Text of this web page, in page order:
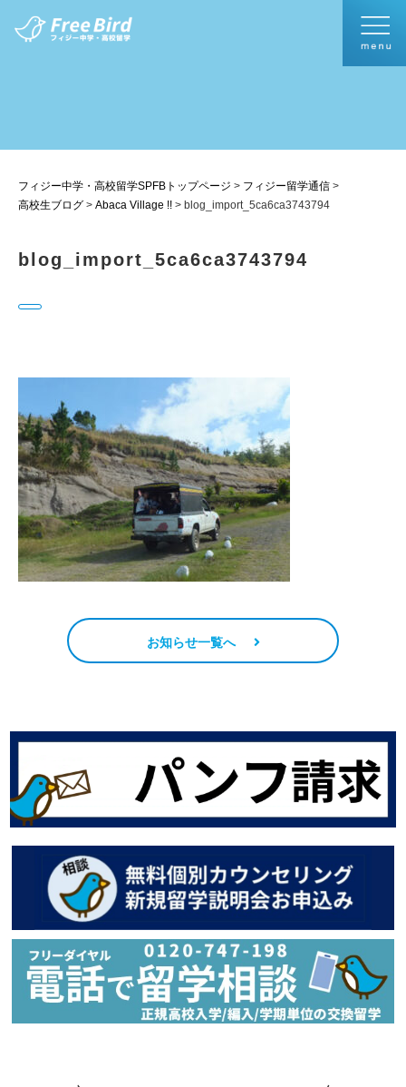
フィジー中学・高校留学SPFBトップページ > フィジー留学通信 >
高校生ブログ > Abaca Village !! > blog_import_5ca6ca3743794
blog_import_5ca6ca3743794
お知らせ一覧へ